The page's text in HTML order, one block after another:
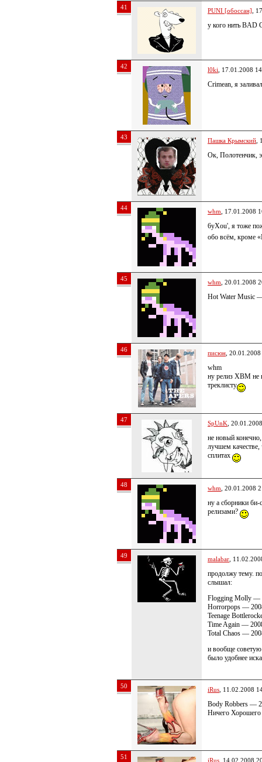
41 PUNI [обоссан] ,
у кого нить BAD
42 l0ki , 17.01.2008
Crimean, я
43 Пашка Крымский
Ок, Полотенчик,
44 whm , 17.01.2008
6yXou', я тоже
обо всём, кроме
45 whm , 20.01.2008
Hot Water Music
46 писюн ,
whm
ну релиз ХВМ не
треклисту
47 SpUnK ,
не новый
лучшем
сплитах
48 whm , 20.01.2008
ну а сборники би-
релизами?
49 malabar ,
продолжу тему.
слышал:
Flogging Molly —
Horrorpops —
Teenage
Time Again —
Total Chaos —
и вообще
было удобнее
50 iRus , 11.02.2008
Body Robbers —
Ничего
51 iRus , 14.02.2008